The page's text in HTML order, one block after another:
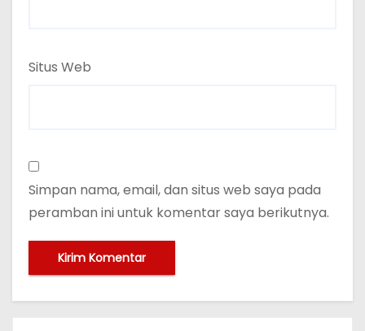
Situs Web
Simpan nama, email, dan situs web saya pada
peramban ini untuk komentar saya berikutnya.